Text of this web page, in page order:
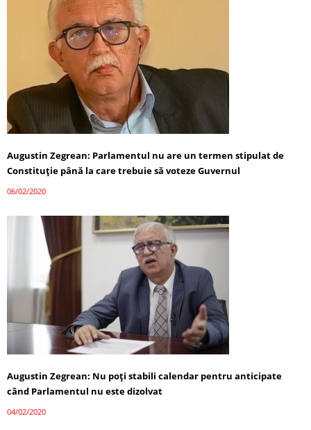
Augustin Zegrean: Parlamentul nu are un termen stipulat de
Constituție până la care trebuie să voteze Guvernul
06/02/2020
Augustin Zegrean: Nu poţi stabili calendar pentru anticipate
când Parlamentul nu este dizolvat
04/02/2020